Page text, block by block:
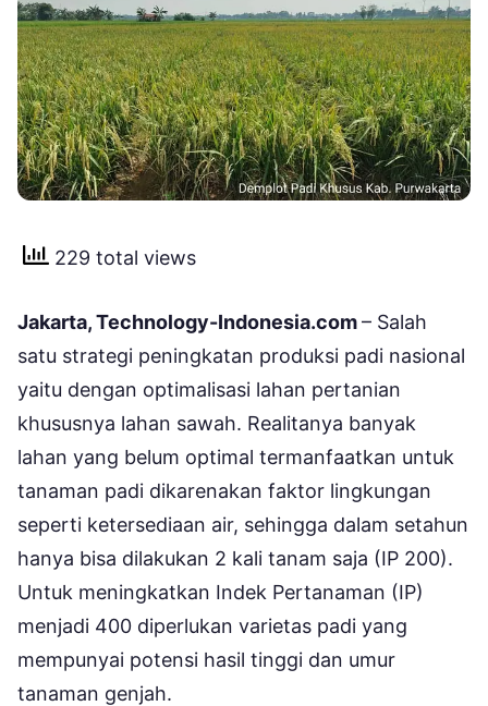
229 total views
Jakarta, Technology-Indonesia.com– Salah
satu strategi peningkatan produksi padi nasional
yaitu dengan optimalisasi lahan pertanian
khususnya lahan sawah. Realitanya banyak
lahan yang belum optimal termanfaatkan untuk
tanaman padi dikarenakan faktor lingkungan
seperti ketersediaan air, sehingga dalam setahun
hanya bisa dilakukan 2 kali tanam saja (IP 200).
Untuk meningkatkan Indek Pertanaman (IP)
menjadi 400 diperlukan varietas padi yang
mempunyai potensi hasil tinggi dan umur
tanaman genjah.